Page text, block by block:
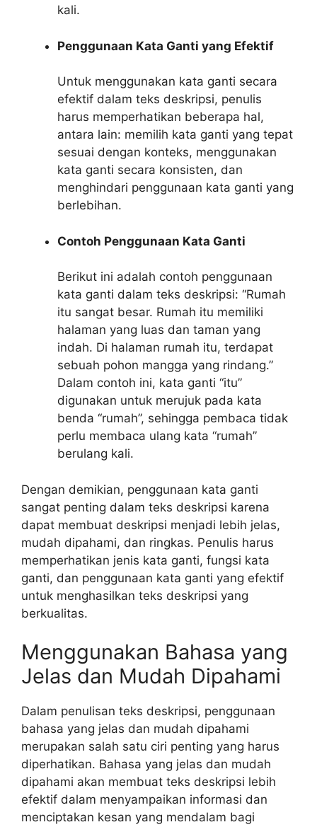
kali.
Penggunaan Kata Ganti yang Efektif
Untuk menggunakan kata ganti secara
efektif dalam teks deskripsi, penulis
harus memperhatikan beberapa hal,
antara lain: memilih kata ganti yang tepat
sesuai dengan konteks, menggunakan
kata ganti secara konsisten, dan
menghindari penggunaan kata ganti yang
berlebihan.
Contoh Penggunaan Kata Ganti
Berikut ini adalah contoh penggunaan
kata ganti dalam teks deskripsi: “Rumah
itu sangat besar. Rumah itu memiliki
halaman yang luas dan taman yang
indah. Di halaman rumah itu, terdapat
sebuah pohon mangga yang rindang.”
Dalam contoh ini, kata ganti “itu”
digunakan untuk merujuk pada kata
benda “rumah”, sehingga pembaca tidak
perlu membaca ulang kata “rumah”
berulang kali.
Dengan demikian, penggunaan kata ganti
sangat penting dalam teks deskripsi karena
dapat membuat deskripsi menjadi lebih jelas,
mudah dipahami, dan ringkas. Penulis harus
memperhatikan jenis kata ganti, fungsi kata
ganti, dan penggunaan kata ganti yang efektif
untuk menghasilkan teks deskripsi yang
berkualitas.
Menggunakan Bahasa yang
Jelas dan Mudah Dipahami
Dalam penulisan teks deskripsi, penggunaan
bahasa yang jelas dan mudah dipahami
merupakan salah satu ciri penting yang harus
diperhatikan. Bahasa yang jelas dan mudah
dipahami akan membuat teks deskripsi lebih
efektif dalam menyampaikan informasi dan
menciptakan kesan yang mendalam bagi